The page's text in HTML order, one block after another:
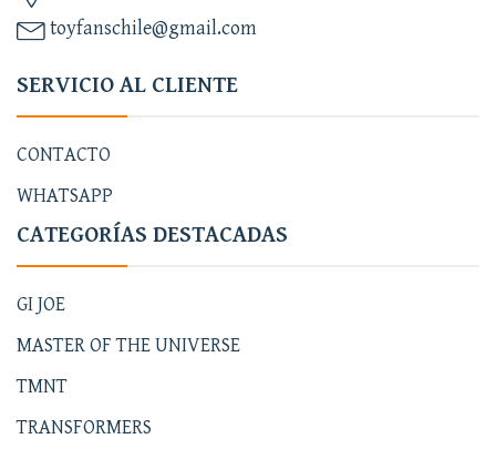
toyfanschile@gmail.com
SERVICIO AL CLIENTE
CONTACTO
WHATSAPP
CATEGORÍAS DESTACADAS
GI JOE
MASTER OF THE UNIVERSE
TMNT
TRANSFORMERS